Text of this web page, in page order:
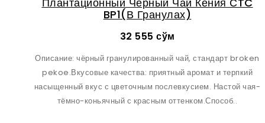
BP1(в Гранулах)
32 555 сўм
Описание: чёрный гранулированный чай, стандарт broken
pekoe.Вкусовые качества: приятный аромат и терпкий
насыщенный вкус с цветочным послевкусием. Настой чая-
тёмно-коньячный с красным оттенком.Способ..